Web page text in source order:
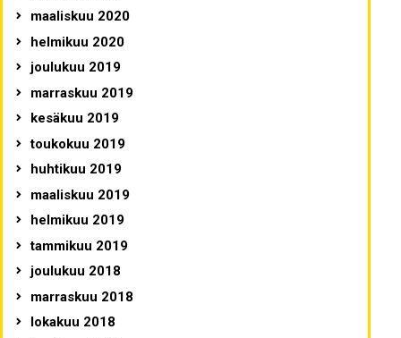
maaliskuu 2020
helmikuu 2020
joulukuu 2019
marraskuu 2019
kesäkuu 2019
toukokuu 2019
huhtikuu 2019
maaliskuu 2019
helmikuu 2019
tammikuu 2019
joulukuu 2018
marraskuu 2018
lokakuu 2018